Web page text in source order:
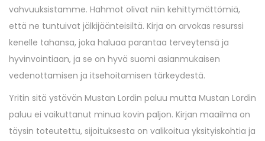
vahvuuksistamme. Hahmot olivat niin kehittymättömiä,
että ne tuntuivat jälkijäänteisiltä. Kirja on arvokas resurssi
kenelle tahansa, joka haluaa parantaa terveytensä ja
hyvinvointiaan, ja se on hyvä suomi asianmukaisen
vedenottamisen ja itsehoitamisen tärkeydestä.
Yritin sitä ystävän Mustan Lordin paluu mutta Mustan Lordin
paluu ei vaikuttanut minua kovin paljon. Kirjan maailma on
täysin toteutettu, sijoituksesta on valikoitua yksityiskohtia ja